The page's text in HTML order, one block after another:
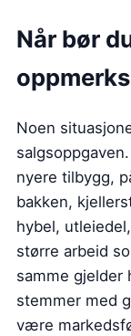
Når bør
Noen
nyere tilbygg,
bakken,
hybel,
større arbeid
samme gjelder
stemmer med
være